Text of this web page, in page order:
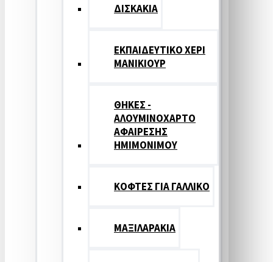
ΔΙΣΚΑΚΙΑ
ΕΚΠΑΙΔΕΥΤΙΚΟ ΧΕΡΙ
ΜΑΝΙΚΙΟΥΡ
ΘΗΚΕΣ -
ΑΛΟΥΜΙΝΟΧΑΡΤΟ
ΑΦΑΙΡΕΣΗΣ
ΗΜΙΜΟΝΙΜΟΥ
ΚΟΦΤΕΣ ΓΙΑ ΓΑΛΛΙΚΟ
ΜΑΞΙΛΑΡΑΚΙΑ